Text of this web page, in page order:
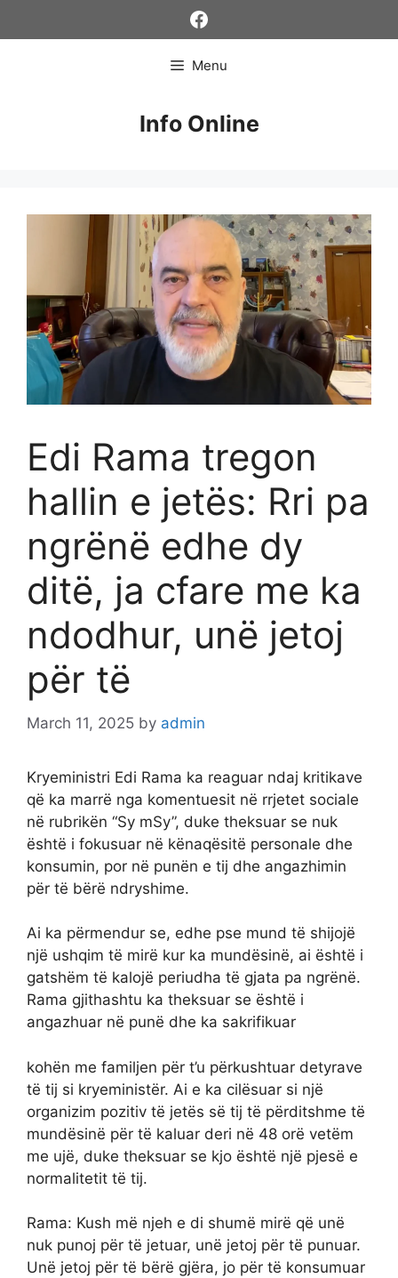
Facebook
Menu
Info Online
Edi Rama tregon
hallin e jetës: Rri pa
ngrënë edhe dy
ditë, ja cfare me ka
ndodhur, unë jetoj
për të
March 11, 2025 by admin
Kryeministri Edi Rama ka reaguar ndaj kritikave
që ka marrë nga komentuesit në rrjetet sociale
në rubrikën “Sy mSy”, duke theksuar se nuk
është i fokusuar në kënaqësitë personale dhe
konsumin, por në punën e tij dhe angazhimin
për të bërë ndryshime.
Ai ka përmendur se, edhe pse mund të shijojë
një ushqim të mirë kur ka mundësinë, ai është i
gatshëm të kalojë periudha të gjata pa ngrënë.
Rama gjithashtu ka theksuar se është i
angazhuar në punë dhe ka sakrifikuar
kohën me familjen për t’u përkushtuar detyrave
të tij si kryeministër. Ai e ka cilësuar si një
organizim pozitiv të jetës së tij të përditshme të
mundësinë për të kaluar deri në 48 orë vetëm
me ujë, duke theksuar se kjo është një pjesë e
normalitetit të tij.
Rama: Kush më njeh e di shumë mirë që unë
nuk punoj për të jetuar, unë jetoj për të punuar.
Unë jetoj për të bërë gjëra, jo për të konsumuar